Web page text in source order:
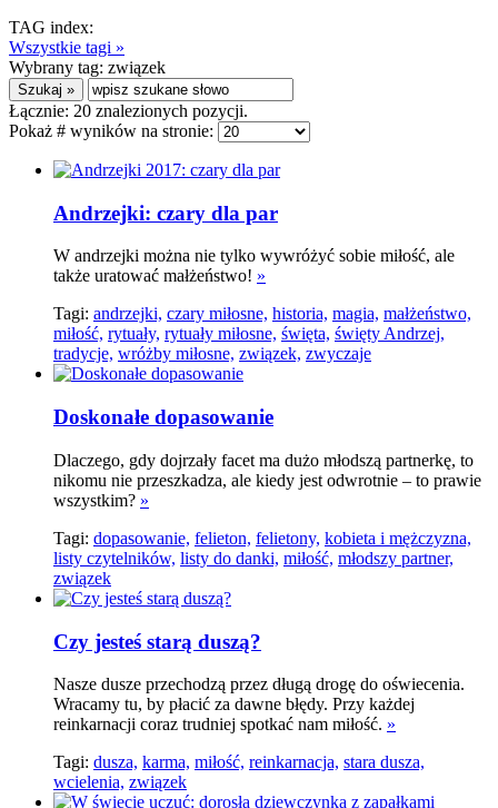
TAG index:
Wszystkie tagi »
Wybrany tag: związek
Łącznie: 20 znalezionych pozycji.
Pokaż # wyników na stronie:
Andrzejki: czary dla par
W andrzejki można nie tylko wywróżyć sobie miłość, ale
także uratować małżeństwo! »
Tagi: andrzejki, czary miłosne, historia, magia, małżeństwo,
miłość, rytuały, rytuały miłosne, święta, święty Andrzej,
tradycje, wróżby miłosne, związek, zwyczaje
Doskonałe dopasowanie
Dlaczego, gdy dojrzały facet ma dużo młodszą partnerkę, to
nikomu nie przeszkadza, ale kiedy jest odwrotnie – to prawie
wszystkim? »
Tagi: dopasowanie, felieton, felietony, kobieta i mężczyzna,
listy czytelników, listy do danki, miłość, młodszy partner,
związek
Czy jesteś starą duszą?
Nasze dusze przechodzą przez długą drogę do oświecenia.
Wracamy tu, by płacić za dawne błędy. Przy każdej
reinkarnacji coraz trudniej spotkać nam miłość. »
Tagi: dusza, karma, miłość, reinkarnacja, stara dusza,
wcielenia, związek